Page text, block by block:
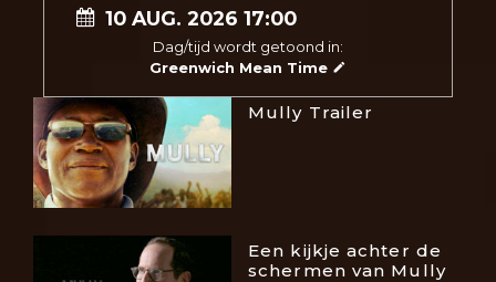
‏10 AUG. 2026 17:00
Dag/tijd wordt getoond in:
Greenwich Mean Time
Mully Trailer
Een kijkje achter de
schermen van Mully